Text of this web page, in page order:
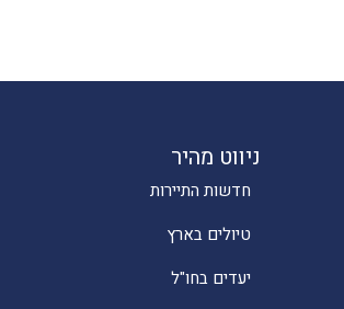
ניווט מהיר
חדשות התיירות
טיולים בארץ
יעדים בחו"ל